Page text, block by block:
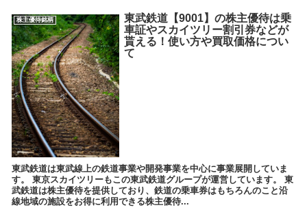
株主優待銘柄
東武鉄道【9001】の株主優待は乗
車証やスカイツリー割引券などが
貰える！使い方や買取価格につい
て
東武鉄道は東武線上の鉄道事業や開発事業を中心に事業展開していま
す。 東京スカイツリーもこの東武鉄道グループが運営しています。 東
武鉄道は株主優待を提供しており、鉄道の乗車券はもちろんのこと沿
線地域の施設をお得に利用できる株主優待...